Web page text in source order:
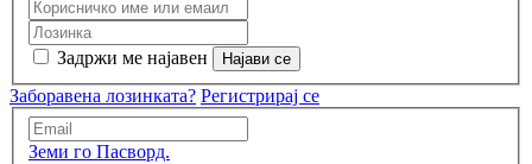
Задржи ме најавен
Заборавена лозинката? Регистрирај се
Земи го Пасворд.